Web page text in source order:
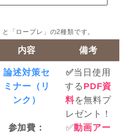
「ロープレ」の2種類です。
内容 備考
論述対策セ
ミナー （リ
ンク）
参加費：
✅当日使用
する PDF資
料を無料プ
レゼント！
✅動画アー